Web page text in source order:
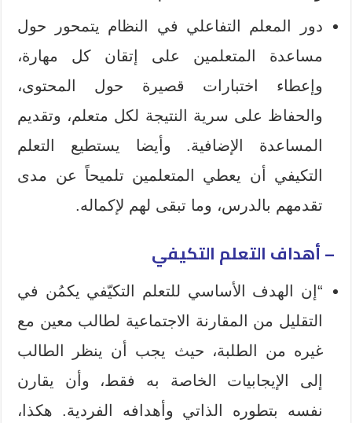
دور المعلم التفاعلي في النظام يتمحور حول
مساعدة المتعلمين على إتقان كل مهارة،
وإعطاء اختبارات قصيرة حول المحتوى،
والحفاظ على سرية النتيجة لكل متعلم، وتقديم
المساعدة الإضافية. وأيضا يستطيع التعلم
التكيفي أن يعطي المتعلمين تلميحاً عن مدى
تقدمهم بالدرس، وما تبقى لهم لإكماله.
– أهداف التعلم التكيفي
“إن الهدف الأساسي للتعلم التكيّفي يكمُن في
التقليل من المقارنة الاجتماعية لطالب معين مع
غيره من الطلبة، حيث يجب أن ينظر الطالب
إلى الإيجابيات الخاصة به فقط، وأن يقارن
نفسه بتطوره الذاتي وأهدافه الفردية. هكذا،